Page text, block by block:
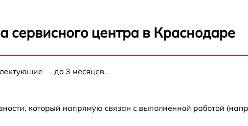
от 60 мин
сервисного центра в Краснодаре
— до 3 месяцев.
который напрямую связан с выполненной работой